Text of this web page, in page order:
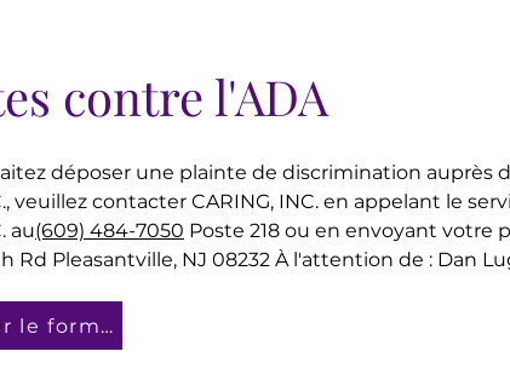
contre l'ADA
déposer une plainte de discrimination auprès
veuillez contacter CARING, INC. en appelant le
au(609) 484-7050 Poste 218 ou en envoyant votre
Rd Pleasantville, NJ 08232 À l'attention de : Dan
Télécharger le formulaire